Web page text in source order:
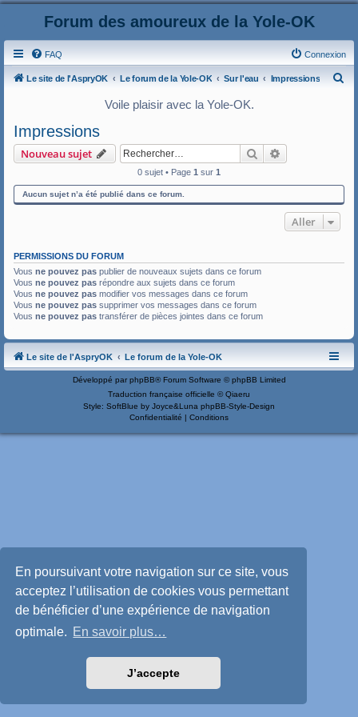
En poursuivant votre navigation sur ce site, vous
acceptez l’utilisation de cookies vous permettant
de bénéficier d’une expérience de navigation
optimale. En savoir plus…
J’accepte
Forum des amoureux de la Yole-OK
FAQ Connexion
Le site de l'AspryOK Le forum de la Yole-OK Sur l'eau Impressions
Voile plaisir avec la Yole-OK.
Impressions
Nouveau sujet Rechercher
0 sujet • Page 1 sur 1
Aucun sujet n’a été publié dans ce forum.
Aller
PERMISSIONS DU FORUM
Vous ne pouvez pas publier de nouveaux sujets dans ce forum
Vous ne pouvez pas répondre aux sujets dans ce forum
Vous ne pouvez pas modifier vos messages dans ce forum
Vous ne pouvez pas supprimer vos messages dans ce forum
Vous ne pouvez pas transférer de pièces jointes dans ce forum
Le site de l'AspryOK Le forum de la Yole-OK
Développé par phpBB® Forum Software © phpBB Limited
Traduction française officielle ©Qiaeru
Style: SoftBlue by Joyce&Luna phpBB-Style-Design
Confidentialité | Conditions